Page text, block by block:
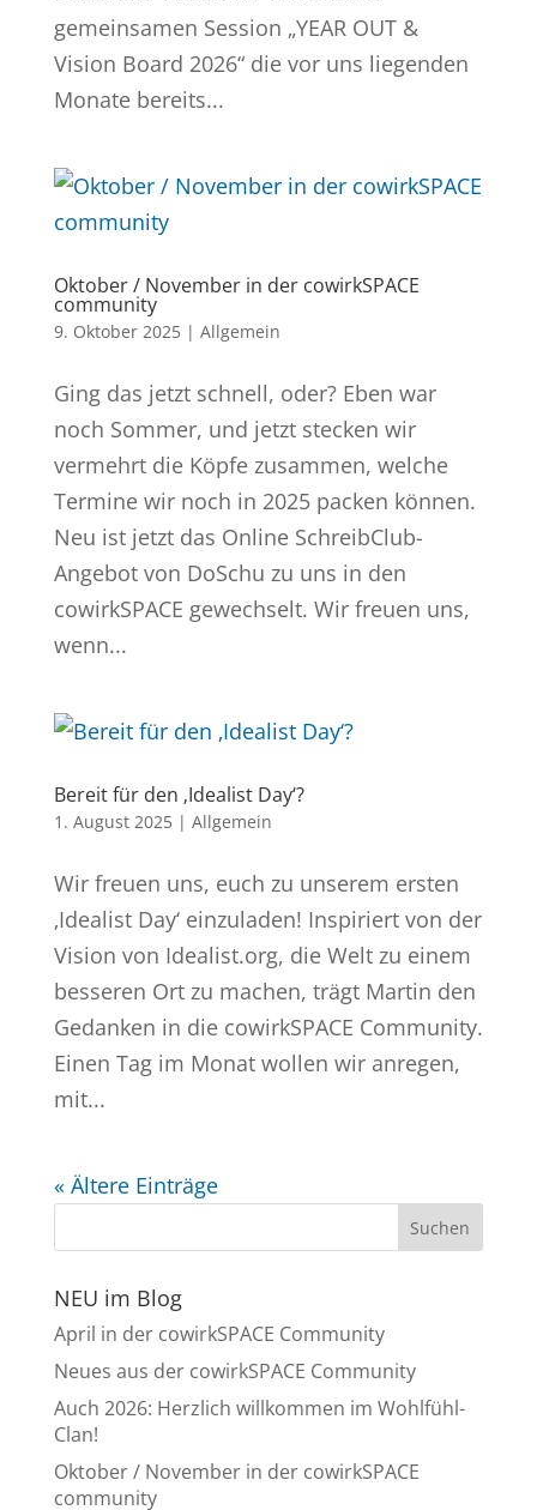
gemeinsamen Session „YEAR OUT &
Vision Board 2026“ die vor uns liegenden
Monate bereits...
Oktober / November in der cowirkSPACE
community
9. Oktober 2025| Allgemein
Ging das jetzt schnell, oder? Eben war
noch Sommer, und jetzt stecken wir
vermehrt die Köpfe zusammen, welche
Termine wir noch in 2025 packen können.
Neu ist jetzt das Online SchreibClub-
Angebot von DoSchu zu uns in den
cowirkSPACE gewechselt. Wir freuen uns,
wenn...
Bereit für den ‚Idealist Day‘?
1. August 2025| Allgemein
Wir freuen uns, euch zu unserem ersten
‚Idealist Day‘ einzuladen! Inspiriert von der
Vision von Idealist.org, die Welt zu einem
besseren Ort zu machen, trägt Martin den
Gedanken in die cowirkSPACE Community.
Einen Tag im Monat wollen wir anregen,
mit...
« Ältere Einträge
NEU im Blog
April in der cowirkSPACE Community
Neues aus der cowirkSPACE Community
Auch 2026: Herzlich willkommen im Wohlfühl-
Clan!
Oktober / November in der cowirkSPACE
community